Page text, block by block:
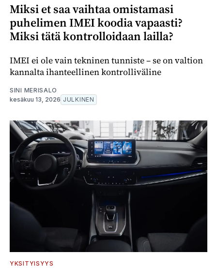
Miksi et saa vaihtaa omistamasi
puhelimen IMEI koodia vapaasti?
Miksi tätä kontrolloidaan lailla?
IMEI ei ole vain tekninen tunniste – se on valtion
kannalta ihanteellinen kontrolliväline
SINI MERISALO
kesäkuu 13, 2026 JULKINEN
YKSITYISYYS